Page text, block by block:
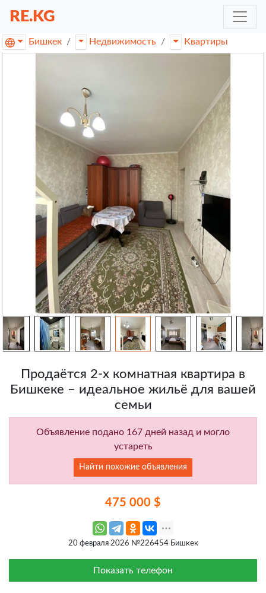
RE.KG
Бишкек Недвижимость Квартиры
Продаётся 2-х комнатная квартира в
Бишкеке – идеальное жильё для вашей
семьи
Объявление подано 167 дней назад и могло
устареть
Найти похожие объявления
475 000 $
20 февраля 2026 №226454 Бишкек
Показать телефон